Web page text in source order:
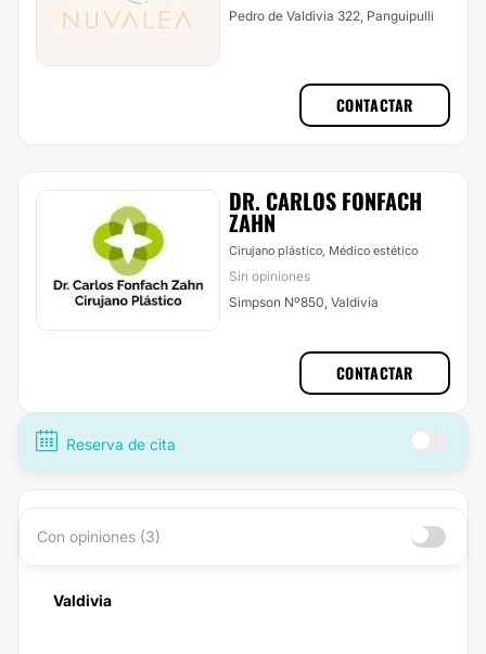
Pedro de Valdivia 322, Panguipulli
CONTACTAR
DR. CARLOS FONFACH
ZAHN
Cirujano plástico, Médico estético
Sin opiniones
Simpson Nº850, Valdivia
CONTACTAR
Reserva de cita
Con opiniones (3)
Valdivia